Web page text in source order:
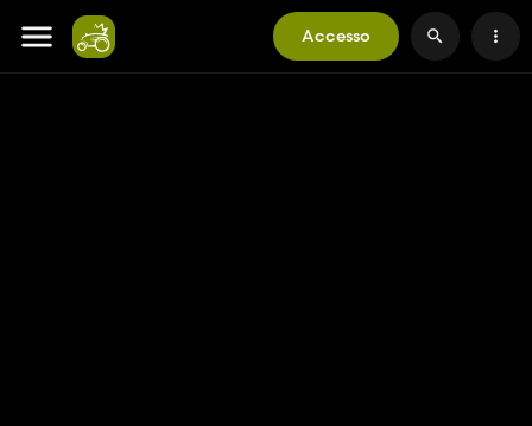
Accesso